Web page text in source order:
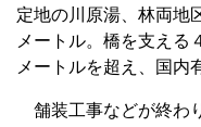
定地の川原湯、林両地
メートル。橋を支える
メートルを超え、国内
舗装工事などが終わ